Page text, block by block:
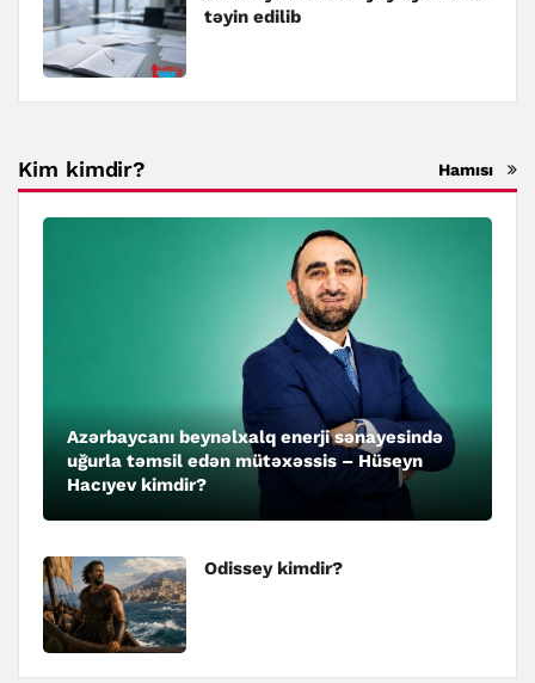
təyin edilib
Kim kimdir? Hamısı
Azərbaycanı beynəlxalq enerji sənayesində
uğurla təmsil edən mütəxəssis – Hüseyn
Hacıyev kimdir?
Odissey kimdir?